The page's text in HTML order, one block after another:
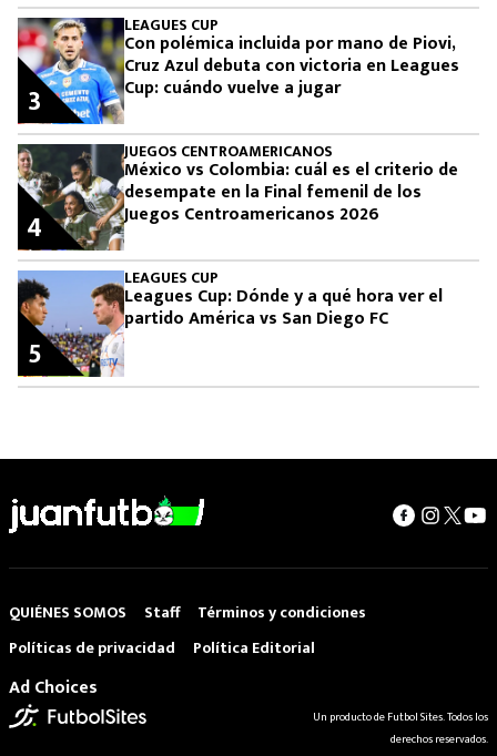
LEAGUES CUP
Con polémica incluida por mano de Piovi,
Cruz Azul debuta con victoria en Leagues
Cup: cuándo vuelve a jugar
3
JUEGOS CENTROAMERICANOS
México vs Colombia: cuál es el criterio de
desempate en la Final femenil de los
Juegos Centroamericanos 2026
4
LEAGUES CUP
Leagues Cup: Dónde y a qué hora ver el
partido América vs San Diego FC
5
QUIÉNES SOMOS Staff
Términos y condiciones
Políticas de privacidad
Política Editorial
Ad Choices
Un producto de Futbol Sites. Todos los
derechos reservados.